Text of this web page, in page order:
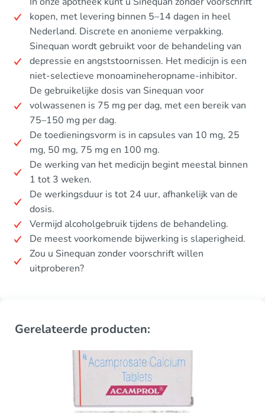
kopen, met levering binnen 5–14 dagen in heel
Nederland. Discrete en anonieme verpakking.
Sinequan wordt gebruikt voor de behandeling van
depressie en angststoornissen. Het medicijn is een
niet-selectieve monoamineheropname-inhibitor.
De gebruikelijke dosis van Sinequan voor
volwassenen is 75 mg per dag, met een bereik van
75–150 mg per dag.
De toedieningsvorm is in capsules van 10 mg, 25
mg, 50 mg, 75 mg en 100 mg.
De werking van het medicijn begint meestal binnen
1 tot 3 weken.
De werkingsduur is tot 24 uur, afhankelijk van de
dosis.
Vermijd alcoholgebruik tijdens de behandeling.
De meest voorkomende bijwerking is slaperigheid.
Zou u Sinequan zonder voorschrift willen
uitproberen?
Gerelateerde producten: